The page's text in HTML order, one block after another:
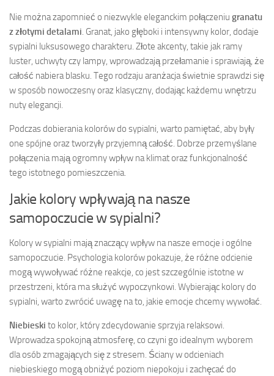
Nie można zapomnieć o niezwykle eleganckim połączeniu granatu
z złotymi detalami. Granat, jako głęboki i intensywny kolor, dodaje
sypialni luksusowego charakteru. Złote akcenty, takie jak ramy
luster, uchwyty czy lampy, wprowadzają przełamanie i sprawiają, że
całość nabiera blasku. Tego rodzaju aranżacja świetnie sprawdzi się
w sposób nowoczesny oraz klasyczny, dodając każdemu wnętrzu
nuty elegancji.
Podczas dobierania kolorów do sypialni, warto pamiętać, aby były
one spójne oraz tworzyły przyjemną całość. Dobrze przemyślane
połączenia mają ogromny wpływ na klimat oraz funkcjonalność
tego istotnego pomieszczenia.
Jakie kolory wpływają na nasze
samopoczucie w sypialni?
Kolory w sypialni mają znaczący wpływ na nasze emocje i ogólne
samopoczucie. Psychologia kolorów pokazuje, że różne odcienie
mogą wywoływać różne reakcje, co jest szczególnie istotne w
przestrzeni, która ma służyć wypoczynkowi. Wybierając kolory do
sypialni, warto zwrócić uwagę na to, jakie emocje chcemy wywołać.
Niebieski to kolor, który zdecydowanie sprzyja relaksowi.
Wprowadza spokojną atmosferę, co czyni go idealnym wyborem
dla osób zmagających się z stresem. Ściany w odcieniach
niebieskiego mogą obniżyć poziom niepokoju i zachęcać do